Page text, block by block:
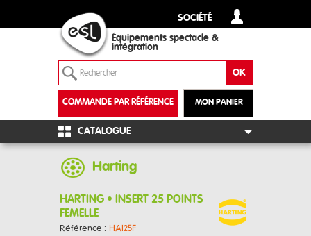
SOCIÉTÉ
Équipements spectacle &
intégration
MON PANIER
COMMANDE PAR RÉFÉRENCE
+
CATALOGUE
Harting
HARTING • INSERT 25 POINTS
FEMELLE
Référence : HAI25F